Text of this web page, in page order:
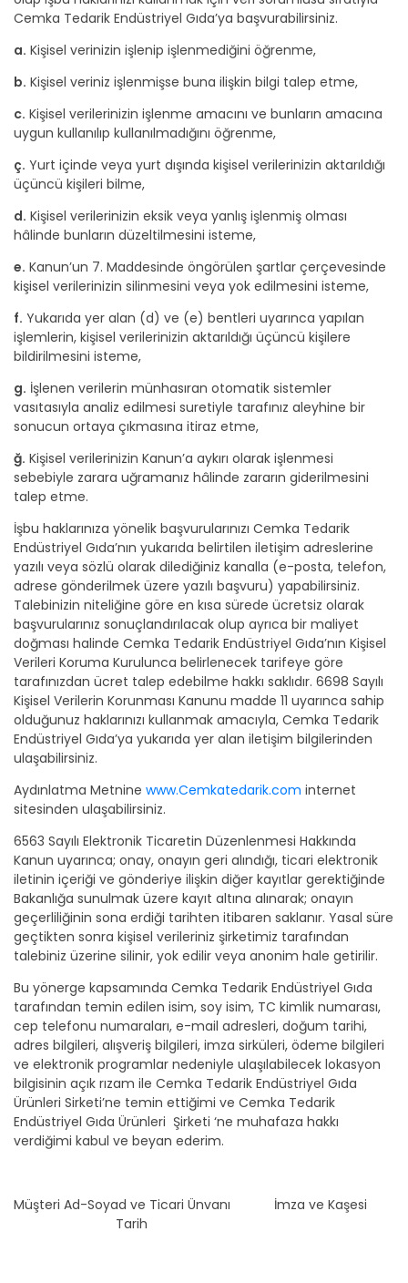
Cemka Tedarik Endüstriyel Gıda’ya başvurabilirsiniz.
a. Kişisel verinizin işlenip işlenmediğini öğrenme,
b. Kişisel veriniz işlenmişse buna ilişkin bilgi talep etme,
c. Kişisel verilerinizin işlenme amacını ve bunların amacına
uygun kullanılıp kullanılmadığını öğrenme,
ç. Yurt içinde veya yurt dışında kişisel verilerinizin aktarıldığı
üçüncü kişileri bilme,
d. Kişisel verilerinizin eksik veya yanlış işlenmiş olması
hâlinde bunların düzeltilmesini isteme,
e. Kanun’un 7. Maddesinde öngörülen şartlar çerçevesinde
kişisel verilerinizin silinmesini veya yok edilmesini isteme,
f. Yukarıda yer alan (d) ve (e) bentleri uyarınca yapılan
işlemlerin, kişisel verilerinizin aktarıldığı üçüncü kişilere
bildirilmesini isteme,
g. İşlenen verilerin münhasıran otomatik sistemler
vasıtasıyla analiz edilmesi suretiyle tarafınız aleyhine bir
sonucun ortaya çıkmasına itiraz etme,
ğ. Kişisel verilerinizin Kanun’a aykırı olarak işlenmesi
sebebiyle zarara uğramanız hâlinde zararın giderilmesini
talep etme.
İşbu haklarınıza yönelik başvurularınızı Cemka Tedarik
Endüstriyel Gıda’nın yukarıda belirtilen iletişim adreslerine
yazılı veya sözlü olarak dilediğiniz kanalla (e-posta, telefon,
adrese gönderilmek üzere yazılı başvuru) yapabilirsiniz.
Talebinizin niteliğine göre en kısa sürede ücretsiz olarak
başvurularınız sonuçlandırılacak olup ayrıca bir maliyet
doğması halinde Cemka Tedarik Endüstriyel Gıda’nın Kişisel
Verileri Koruma Kurulunca belirlenecek tarifeye göre
tarafınızdan ücret talep edebilme hakkı saklıdır. 6698 Sayılı
Kişisel Verilerin Korunması Kanunu madde 11 uyarınca sahip
olduğunuz haklarınızı kullanmak amacıyla, Cemka Tedarik
Endüstriyel Gıda’ya yukarıda yer alan iletişim bilgilerinden
ulaşabilirsiniz.
Aydınlatma Metnine www.Cemkatedarik.com internet
sitesinden ulaşabilirsiniz.
6563 Sayılı Elektronik Ticaretin Düzenlenmesi Hakkında
Kanun uyarınca; onay, onayın geri alındığı, ticari elektronik
iletinin içeriği ve gönderiye ilişkin diğer kayıtlar gerektiğinde
Bakanlığa sunulmak üzere kayıt altına alınarak; onayın
geçerliliğinin sona erdiği tarihten itibaren saklanır. Yasal süre
geçtikten sonra kişisel verileriniz şirketimiz tarafından
talebiniz üzerine silinir, yok edilir veya anonim hale getirilir.
Bu yönerge kapsamında Cemka Tedarik Endüstriyel Gıda
tarafından temin edilen isim, soy isim, TC kimlik numarası,
cep telefonu numaraları, e-mail adresleri, doğum tarihi,
adres bilgileri, alışveriş bilgileri, imza sirküleri, ödeme bilgileri
ve elektronik programlar nedeniyle ulaşılabilecek lokasyon
bilgisinin açık rızam ile Cemka Tedarik Endüstriyel Gıda
Ürünleri Sirketi’ne temin ettiğimi ve Cemka Tedarik
Endüstriyel Gıda Ürünleri Şirketi ‘ne muhafaza hakkı
verdiğimi kabul ve beyan ederim.
Müşteri Ad-Soyad ve Ticari Ünvanı İmza ve Kaşesi
Tarih